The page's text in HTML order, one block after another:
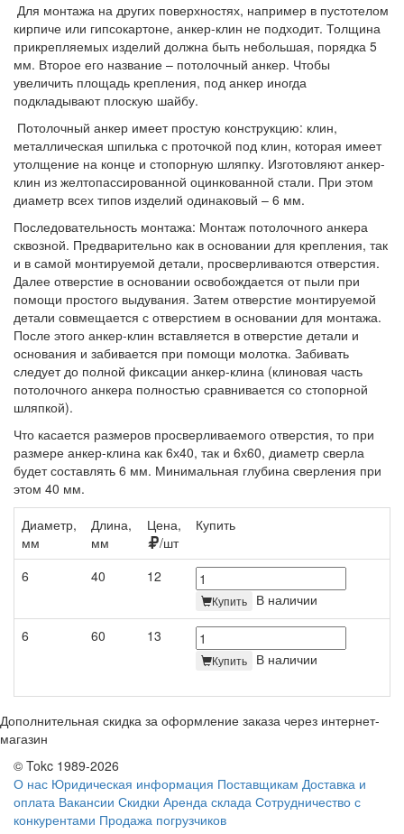
Для монтажа на других поверхностях, например в пустотелом
кирпиче или гипсокартоне, анкер-клин не подходит. Толщина
прикрепляемых изделий должна быть небольшая, порядка 5
мм. Второе его название – потолочный анкер. Чтобы
увеличить площадь крепления, под анкер иногда
подкладывают плоскую шайбу.
Потолочный анкер имеет простую конструкцию: клин,
металлическая шпилька с проточкой под клин, которая имеет
утолщение на конце и стопорную шляпку. Изготовляют анкер-
клин из желтопассированной оцинкованной стали. При этом
диаметр всех типов изделий одинаковый – 6 мм.
Последовательность монтажа: Монтаж потолочного анкера
сквозной. Предварительно как в основании для крепления, так
и в самой монтируемой детали, просверливаются отверстия.
Далее отверстие в основании освобождается от пыли при
помощи простого выдувания. Затем отверстие монтируемой
детали совмещается с отверстием в основании для монтажа.
После этого анкер-клин вставляется в отверстие детали и
основания и забивается при помощи молотка. Забивать
следует до полной фиксации анкер-клина (клиновая часть
потолочного анкера полностью сравнивается со стопорной
шляпкой).
Что касается размеров просверливаемого отверстия, то при
размере анкер-клина как 6х40, так и 6х60, диаметр сверла
будет составлять 6 мм. Минимальная глубина сверления при
этом 40 мм.
Диаметр,
мм
Длина,
мм
Цена,
/шт
Купить
6 40 12
Купить
В наличии
6
60 13
Купить В наличии
Дополнительная скидка за оформление заказа через интернет-
магазин
© Tokc 1989-2026
О нас Юридическая информация Поставщикам Доставка и
оплата Вакансии Скидки Аренда склада Сотрудничество с
конкурентами Продажа погрузчиков